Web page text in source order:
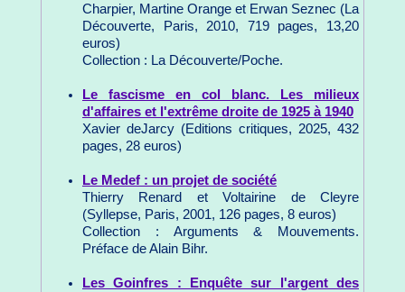
Charpier, Martine Orange et Erwan Seznec (La
Découverte, Paris, 2010, 719 pages, 13,20
euros)
Collection : La Découverte/Poche.
Le fascisme en col blanc. Les milieux
d'affaires et l'extrême droite de 1925 à 1940
Xavier deJarcy (Editions critiques, 2025, 432
pages, 28 euros)
Le Medef : un projet de société
Thierry Renard et Voltairine de Cleyre
(Syllepse, Paris, 2001, 126 pages, 8 euros)
Collection : Arguments & Mouvements.
Préface de Alain Bihr.
Les Goinfres : Enquête sur l'argent des